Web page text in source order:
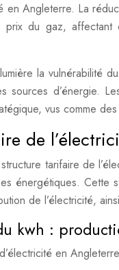
en Angleterre. La
prix du gaz,
la vulnérabilité
sources d’énergie.
vus comme
de
tarifaire de
énergétiques. Cette
de l’électricité,
kwh :
en